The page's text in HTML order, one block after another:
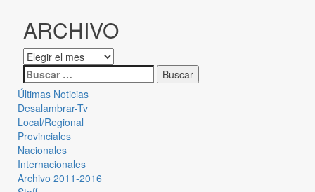
ARCHIVO
Últimas Noticias
Desalambrar-Tv
Local/Regional
Provinciales
Nacionales
Internacionales
Archivo 2011-2016